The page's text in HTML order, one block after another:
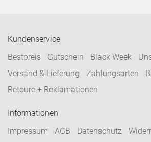
Kundenservice
Bestpreis
Gutschein Black Week
Versand & Lieferung
Zahlungsarten
Retoure + Reklamationen
Informationen
Impressum
AGB Datenschutz